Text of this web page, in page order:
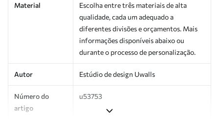
Material
Escolha entre três materiais de alta
qualidade, cada um adequado a
diferentes divisões e orçamentos. Mais
informações disponíveis abaixo ou
durante o processo de personalização.
Autor Estúdio de design Uwalls
Número do
artigo
u53753